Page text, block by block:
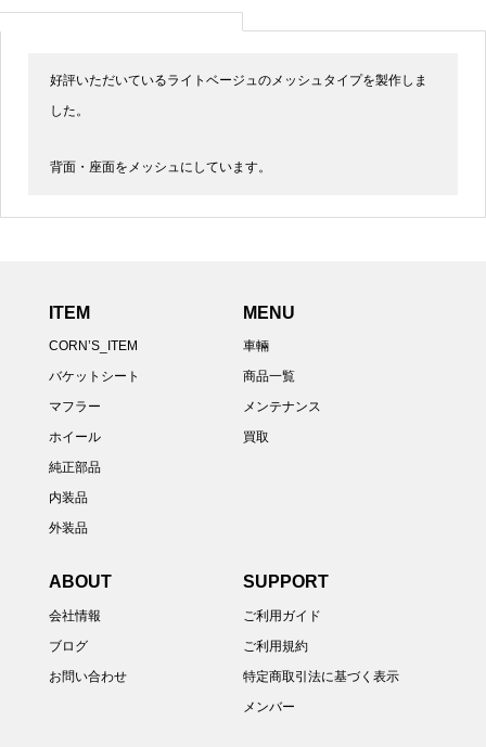
好評いただいているライトベージュのメッシュタイプを製作しま
した。
背面・座面をメッシュにしています。
ITEM
CORN’S_ITEM
バケットシート
マフラー
ホイール
純正部品
内装品
外装品
MENU
車輛
商品一覧
メンテナンス
買取
ABOUT
会社情報
ブログ
お問い合わせ
SUPPORT
ご利用ガイド
ご利用規約
特定商取引法に基づく表示
メンバー